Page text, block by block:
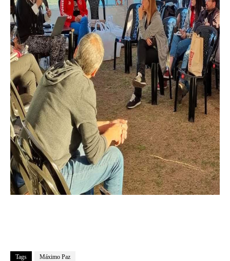
Tags Máximo Paz